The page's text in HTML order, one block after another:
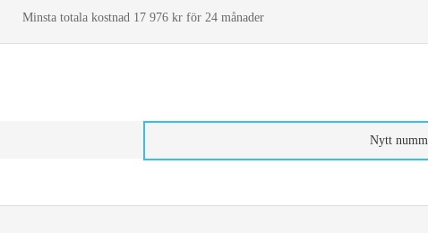
Minsta totala kostnad 17 976 kr för 24 månader
Nytt